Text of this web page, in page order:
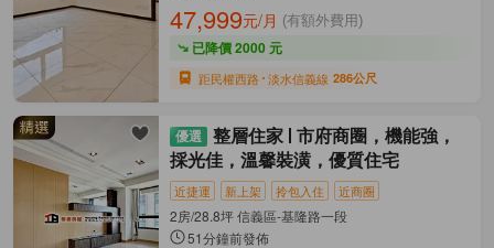
47,999元/月 (有額外費用)
已降價 2000 元
距民權西路 淡水信義線 286公尺
整層住家
市府商圈，機能強，
採光佳，溫馨裝潢，優質住宅
近捷運 新上架 拎包入住 近商圈
2房/28.8坪 信義區-基隆路一段
51分鐘前發佈